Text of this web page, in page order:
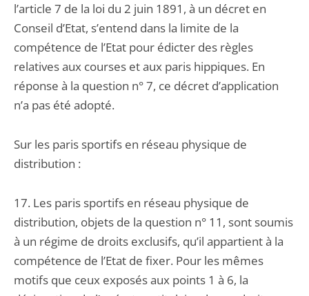
l’article 7 de la loi du 2 juin 1891, à un décret en
Conseil d’Etat, s’entend dans la limite de la
compétence de l’Etat pour édicter des règles
relatives aux courses et aux paris hippiques. En
réponse à la question n° 7, ce décret d’application
n’a pas été adopté.
Sur les paris sportifs en réseau physique de
distribution :
17. Les paris sportifs en réseau physique de
distribution, objets de la question n° 11, sont soumis
à un régime de droits exclusifs, qu’il appartient à la
compétence de l’Etat de fixer. Pour les mêmes
motifs que ceux exposés aux points 1 à 6, la